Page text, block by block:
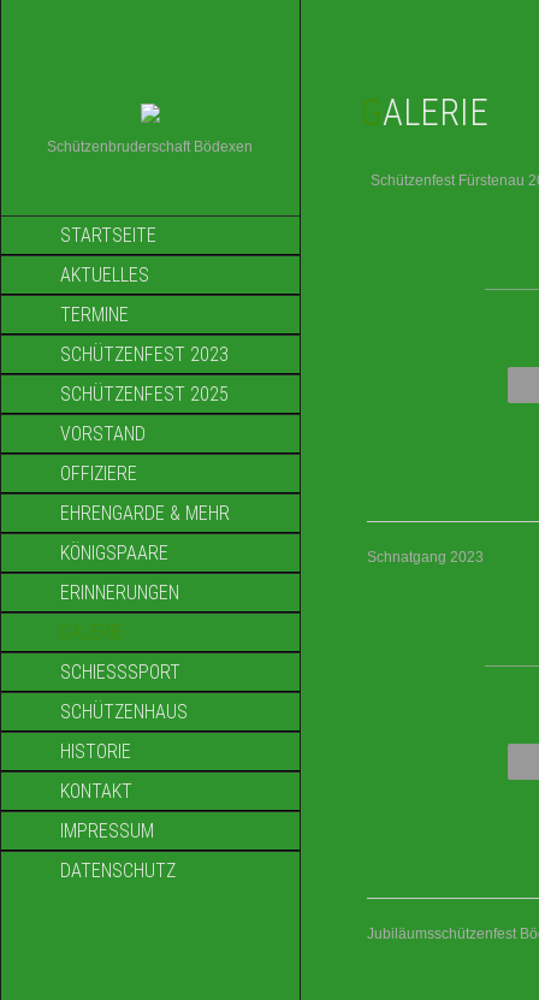
Schützenbruderschaft Bödexen
STARTSEITE
AKTUELLES
TERMINE
SCHÜTZENFEST 2023
SCHÜTZENFEST 2025
VORSTAND
OFFIZIERE
EHRENGARDE & MEHR
KÖNIGSPAARE
ERINNERUNGEN
GALERIE
SCHIESSSPORT
SCHÜTZENHAUS
HISTORIE
KONTAKT
IMPRESSUM
DATENSCHUTZ
GALERIE
Schützenfest Fürstenau
Schnatgang 2023
Jubiläumsschützenfest